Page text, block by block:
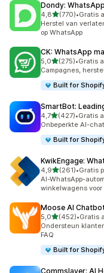
Dondy:
4,8van 5 sterren
(770)
770 recensies in
•Gratis
Herstel van
op WhatsApp
CK: WhatsApp
5,0van 5 sterren
(275)
275 recensies in
•Gratis
Campagnes,
Built for
SmartBot:
4,7van 5 sterren
(427)
427 recensies in
•Gratis
Onbeperkte AI-
Built for
KwikEngage:
4,9van 5 sterren
(261)
261 recensies in
•Gratis
AI-WhatsApp-
winkelwagens
Moose AI
5,0van 5 sterren
(452)
452 recensies in
•Gratis
Ondersteun
FAQ
Built for
Commslayer: AI